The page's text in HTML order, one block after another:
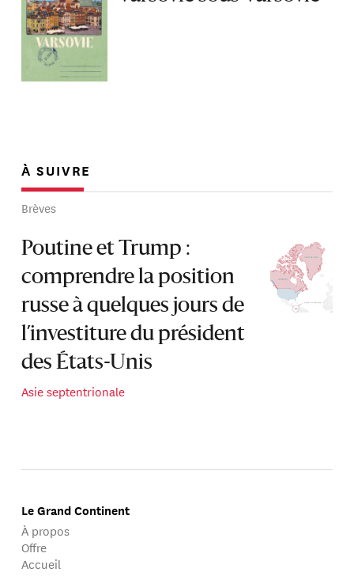
À SUIVRE
Brèves
Poutine et Trump :
comprendre la position
russe à quelques jours de
l’investiture du président
des États-Unis
Asie septentrionale
Le Grand Continent
À propos
Offre
Accueil